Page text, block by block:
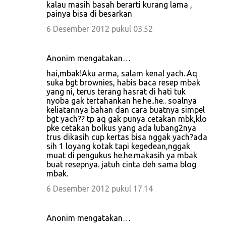
kalau masih basah berarti kurang lama ,
painya bisa di besarkan
6 Desember 2012 pukul 03.52
Anonim mengatakan…
hai,mbak!Aku arma, salam kenal yach..Aq
suka bgt brownies, habis baca resep mbak
yang ni, terus terang hasrat di hati tuk
nyoba gak tertahankan he.he..he.. soalnya
keliatannya bahan dan cara buatnya simpel
bgt yach?? tp aq gak punya cetakan mbk,klo
pke cetakan bolkus yang ada lubang2nya
trus dikasih cup kertas bisa nggak yach?ada
sih 1 loyang kotak tapi kegedean,nggak
muat di pengukus he.he.makasih ya mbak
buat resepnya. jatuh cinta deh sama blog
mbak.
6 Desember 2012 pukul 17.14
Anonim mengatakan…